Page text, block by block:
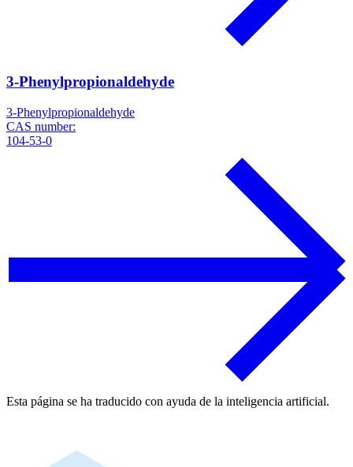
3-Phenylpropionaldehyde
3-Phenylpropionaldehyde
CAS number:
104-53-0
Esta página se ha traducido con ayuda de la inteligencia artificial.